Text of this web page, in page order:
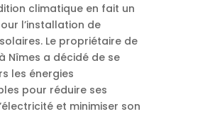
climatique en fait un
l’installation de
Le propriétaire de
Nîmes a décidé de se
les énergies
pour réduire ses
et minimiser son